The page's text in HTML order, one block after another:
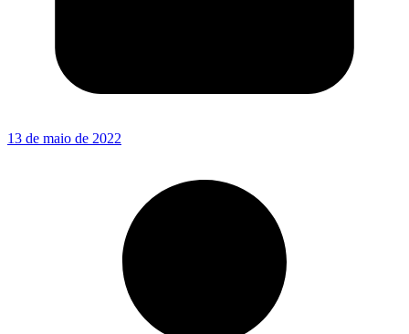
13 de maio de 2022